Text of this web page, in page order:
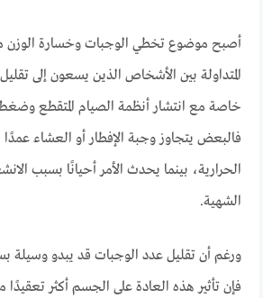
أصبح موضوع تخطي الوجبات وخسارة الوزن
المتداولة بين الأشخاص الذين يسعون إلى
خاصة مع انتشار أنظمة الصيام المتقطع وضغط
فالبعض يتجاوز وجبة الإفطار أو العشاء
الحرارية، بينما يحدث الأمر أحيانًا بسبب
الشهية.
ورغم أن تقليل عدد الوجبات قد يبدو وسيلة
فإن تأثير هذه العادة على الجسم أكثر تعقيدًا